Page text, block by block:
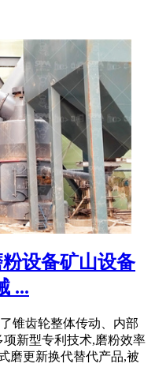
设备矿山设备
...
锥齿轮整体传动、内部
新型专利技术,磨粉效率
磨更新换代替代产品,被